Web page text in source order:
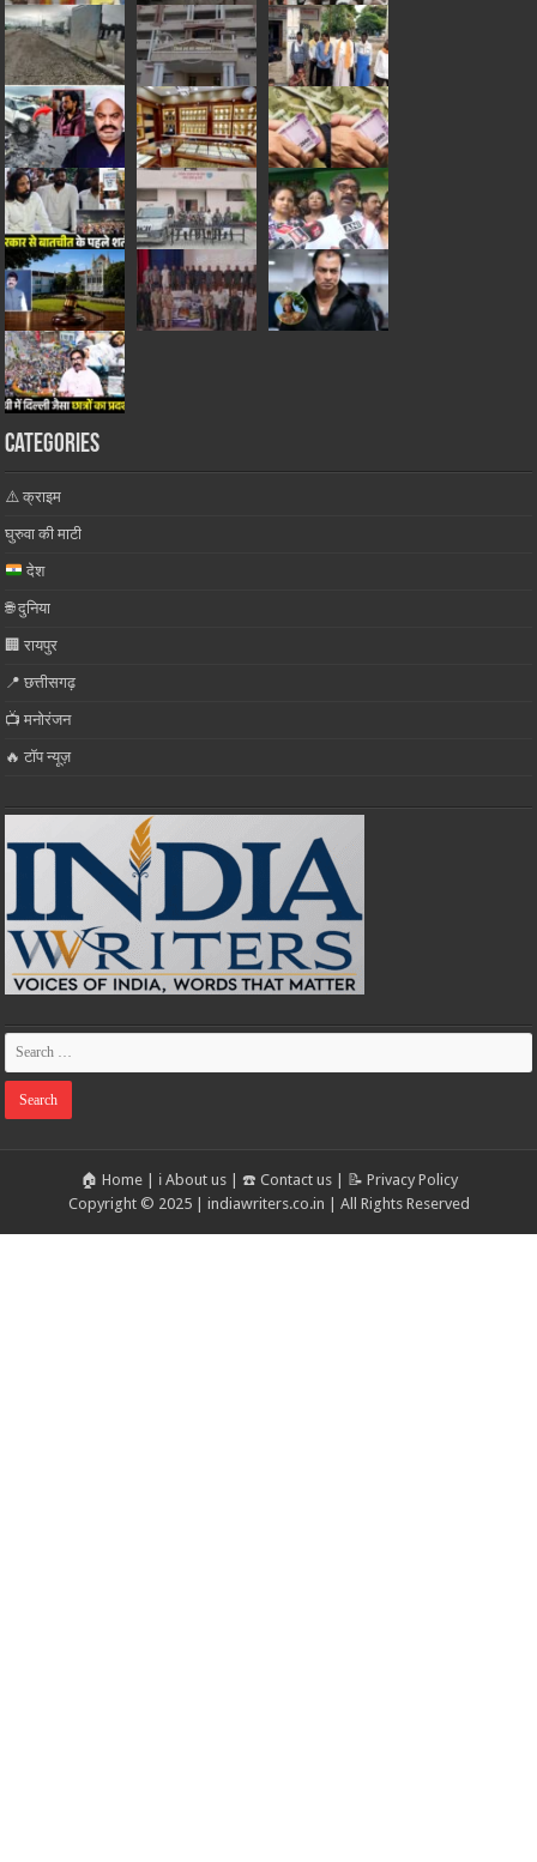
Categories
⚠️ क्राइम
घुरुवा की माटी
देश
🌐 दुनिया
🏢 रायपुर
📍 छत्तीसगढ़
📺 मनोरंजन
🔥 टॉप न्यूज़
🏠 Home| ℹ️ About us| ☎️ Contact us| 📝 Privacy Policy
Copyright © 2025 | indiawriters.co.in | All Rights Reserved